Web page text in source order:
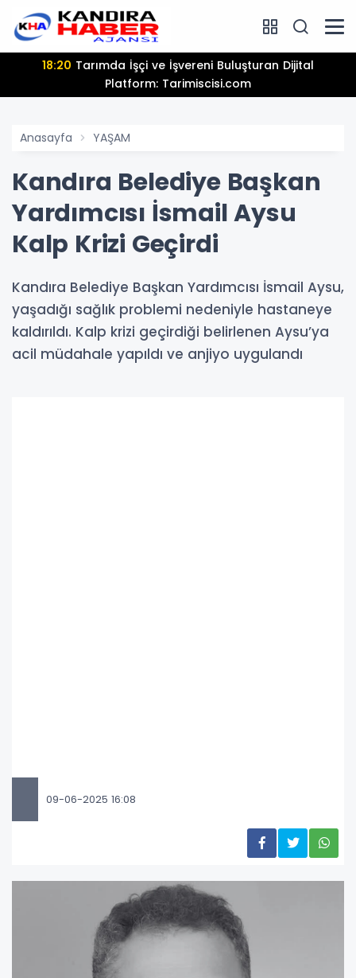
18:20
Platform: Tarimiscisi.com
Anasayfa YAŞAM
Kandıra Belediye Başkan
Yardımcısı İsmail Aysu
Kalp Krizi Geçirdi
Kandıra Belediye Başkan Yardımcısı İsmail Aysu,
yaşadığı sağlık problemi nedeniyle hastaneye
kaldırıldı. Kalp krizi geçirdiği belirlenen Aysu’ya
acil müdahale yapıldı ve anjiyo uygulandı
09-06-2025 16:08